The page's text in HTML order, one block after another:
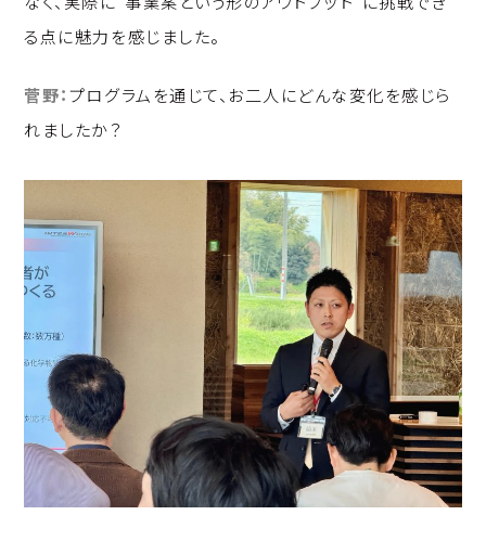
る点に魅力を感じました。
菅野：プログラムを通じて、お二人にどんな変化を感じら
れましたか？